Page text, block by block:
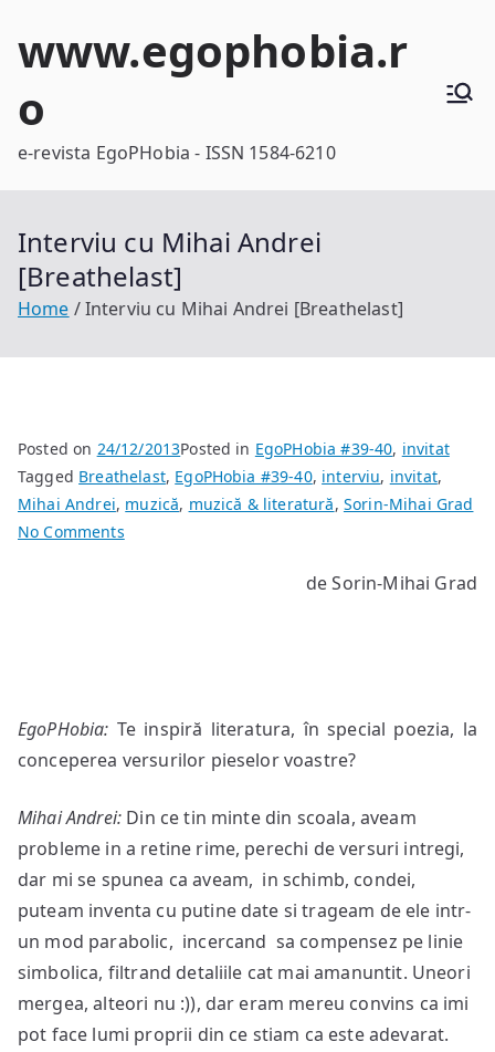
www.egophobia.r
o
e-revista EgoPHobia - ISSN 1584-6210
Interviu cu Mihai Andrei
[Breathelast]
Home Interviu cu Mihai Andrei [Breathelast]
Posted on 24/12/2013Posted in EgoPHobia #39-40, invitat
Tagged Breathelast, EgoPHobia #39-40, interviu, invitat,
Mihai Andrei, muzică, muzică & literatură, Sorin-Mihai Grad
No Commentson
de Sorin-Mihai Grad
EgoPHobia: Te inspiră literatura, în special poezia, la
conceperea versurilor pieselor voastre?
Mihai Andrei: Din ce tin minte din scoala, aveam
probleme in a retine rime, perechi de versuri intregi,
dar mi se spunea ca aveam, in schimb, condei,
puteam inventa cu putine date si trageam de ele intr-
un mod parabolic, incercand sa compensez pe linie
simbolica, filtrand detaliile cat mai amanuntit. Uneori
mergea, alteori nu :)), dar eram mereu convins ca imi
pot face lumi proprii din ce stiam ca este adevarat.